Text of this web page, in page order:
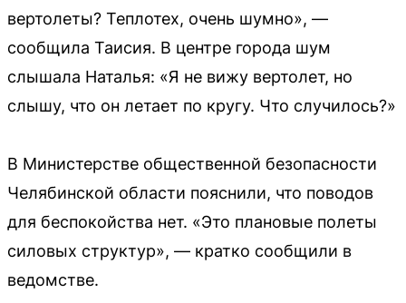
вертолеты? Теплотех, очень шумно», —
сообщила Таисия. В центре города шум
слышала Наталья: «Я не вижу вертолет, но
слышу, что он летает по кругу. Что случилось?»
В Министерстве общественной безопасности
Челябинской области пояснили, что поводов
для беспокойства нет. «Это плановые полеты
силовых структур», — кратко сообщили в
ведомстве.